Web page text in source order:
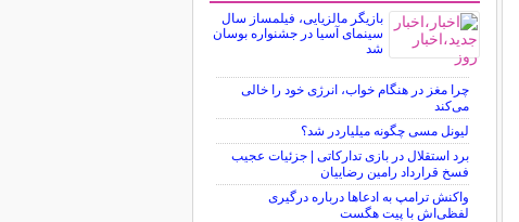
بازیگر مالزیایی، فیلمساز سال
سینمای آسیا در جشنواره بوسان
شد
چرا مغز در هنگام خواب، انرژی خود را خالی
می‌کند
لیونل مسی چگونه میلیاردر شد؟
برد استقلال در بازی تدارکاتی | جزئیات عجیب
فسخ قرارداد رامین رضاییان
واکنش ترامپ به ادعاها درباره درگیری
لفظی‌اش با پیت هگست